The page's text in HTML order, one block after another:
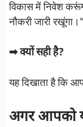
विकास में निवेश
नौकरी जारी रखूंगा।”
➡ क्यों सही है?
यह दिखाता है कि
अगर आपको